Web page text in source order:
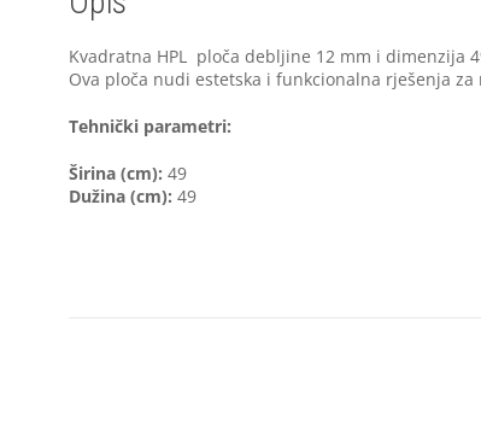
Kvadratna HPL ploča debljine 12 mm i dimenzija
Ova ploča nudi estetska i funkcionalna rješenja
Tehnički parametri:
Širina (cm): 49
Dužina (cm): 49